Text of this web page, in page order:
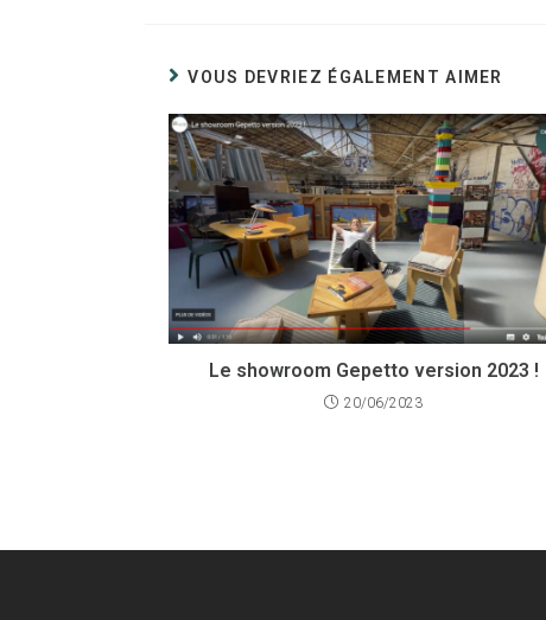
VOUS DEVRIEZ ÉGALEMENT AIMER
Le showroom Gepetto version 2023 !
20/06/2023